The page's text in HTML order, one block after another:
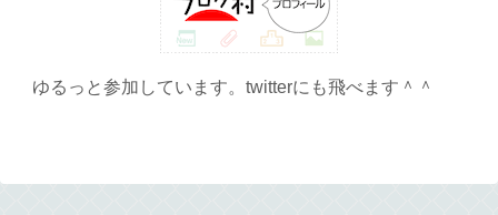
ゆるっと参加しています。twitterにも飛べます＾＾